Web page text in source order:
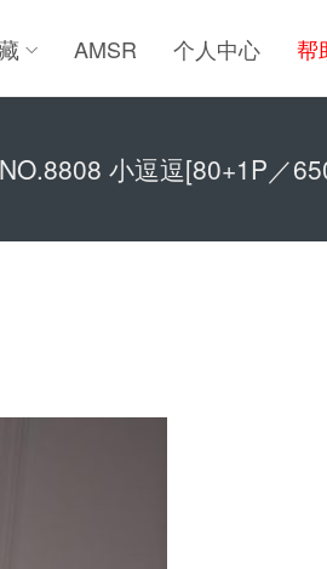
AMSR 个人中心 帮
小逗逗[80+1P／